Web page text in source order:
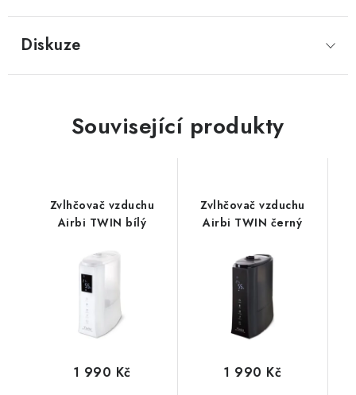
Diskuze
Související produkty
Zvlhčovač vzduchu
Airbi TWIN bílý
1 990 Kč
Zvlhčovač vzduchu
Airbi TWIN černý
1 990 Kč